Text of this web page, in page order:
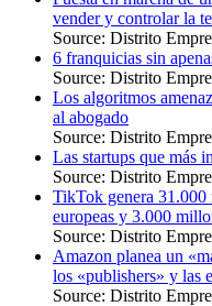
vender y controlar la
Source: Distrito
6 franquicias sin
Source: Distrito
Los algoritmos
al abogado
Source: Distrito
Las startups que más
Source: Distrito
TikTok genera 31.000
europeas y 3.000
Source: Distrito
Amazon planea un
los «publishers» y las
Source: Distrito